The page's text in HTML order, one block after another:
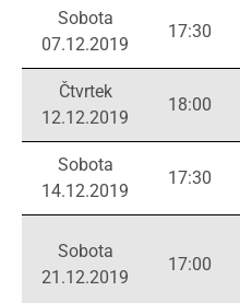
Sobota
07.12.2019
17:30
Čtvrtek
12.12.2019
18:00
Sobota
14.12.2019
17:30
Sobota
21.12.2019
17:00